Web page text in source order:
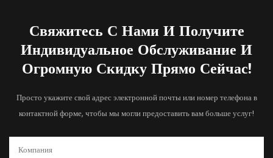
Свяжитесь С Нами И Получите
Индивидуальное Обслуживание И
Огромную Скидку Прямо Сейчас!
Просто укажите свой адрес электронной почты или номер телефона в
контактной форме, чтобы мы могли предоставить вам больше услуг!
Компания